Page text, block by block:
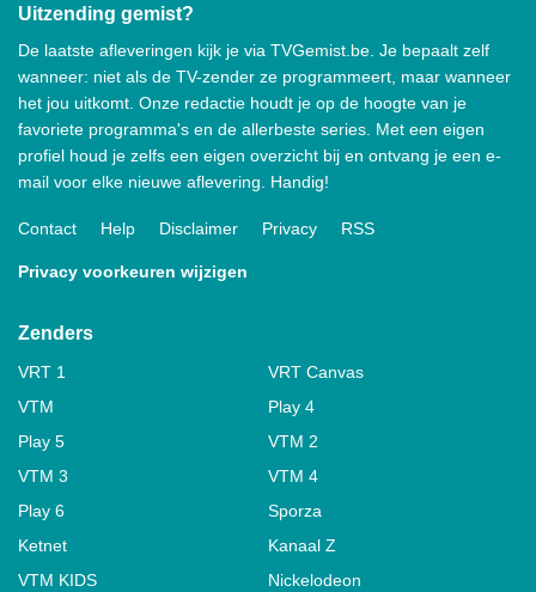
Uitzending gemist?
De laatste afleveringen kijk je via TVGemist.be. Je bepaalt zelf
wanneer: niet als de TV-zender ze programmeert, maar wanneer
het jou uitkomt. Onze redactie houdt je op de hoogte van je
favoriete programma's en de allerbeste series. Met een eigen
profiel houd je zelfs een eigen overzicht bij en ontvang je een e-
mail voor elke nieuwe aflevering. Handig!
Contact Help Disclaimer Privacy RSS
Privacy voorkeuren wijzigen
Zenders
VRT 1
VRT Canvas
VTM
Play 4
Play 5
VTM 2
VTM 3
VTM 4
Play 6
Sporza
Ketnet
Kanaal Z
VTM KIDS
Nickelodeon